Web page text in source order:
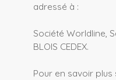
adressé à :
Société Worldline,
BLOIS CEDEX.
Pour en savoir